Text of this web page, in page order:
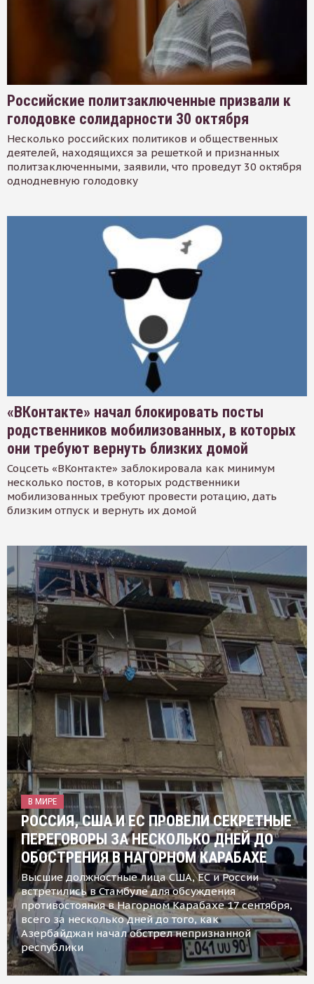
Российские политзаключенные призвали к
голодовке солидарности 30 октября
Несколько российских политиков и общественных
деятелей, находящихся за решеткой и признанных
политзаключенными, заявили, что проведут 30 октября
однодневную голодовку
«ВКонтакте» начал блокировать посты
родственников мобилизованных, в которых
они требуют вернуть близких домой
Соцсеть «ВКонтакте» заблокировала как минимум
несколько постов, в которых родственники
мобилизованных требуют провести ротацию, дать
близким отпуск и вернуть их домой
В МИРЕ
РОССИЯ, США И ЕС ПРОВЕЛИ СЕКРЕТНЫЕ
ПЕРЕГОВОРЫ ЗА НЕСКОЛЬКО ДНЕЙ ДО
ОБОСТРЕНИЯ В НАГОРНОМ КАРАБАХЕ
Высшие должностные лица США, ЕС и России
встретились в Стамбуле для обсуждения
противостояния в Нагорном Карабахе 17 сентября,
всего за несколько дней до того, как
Азербайджан начал обстрел непризнанной
республики